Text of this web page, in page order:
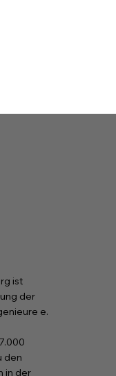
ist
der
e.
den
in der